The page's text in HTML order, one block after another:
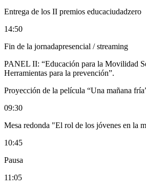
Entrega de los II premios educaciudadzero
14:50
Fin de la jornadapresencial / streaming
PANEL II: “Educación para la Movilidad
Herramientas para la prevención”.
Proyección de la película “Una mañana
09:30
Mesa redonda "El rol de los jóvenes en la
10:45
Pausa
11:05